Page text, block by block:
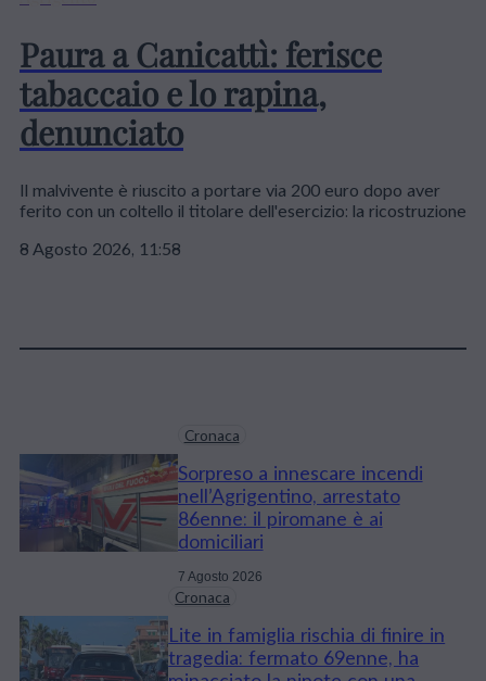
Paura a Canicattì: ferisce
tabaccaio e lo rapina,
denunciato
Il malvivente è riuscito a portare via 200 euro dopo aver
ferito con un coltello il titolare dell'esercizio: la ricostruzione
8 Agosto 2026, 11:58
Cronaca
Sorpreso a innescare incendi
nell’Agrigentino, arrestato
86enne: il piromane è ai
domiciliari
7 Agosto 2026
Cronaca
Lite in famiglia rischia di finire in
tragedia: fermato 69enne, ha